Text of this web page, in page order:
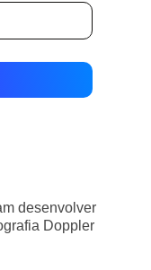
desenvolver
Doppler